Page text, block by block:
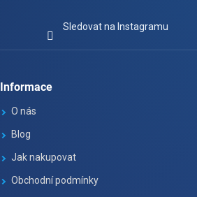
Sledovat na Instagramu
Informace
O nás
Blog
Jak nakupovat
Obchodní podmínky